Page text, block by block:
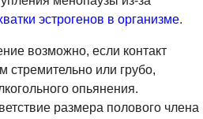
эстрогенов в организме.
возможно, если контакт
стремительно или грубо,
опьянения.
размера полового члена